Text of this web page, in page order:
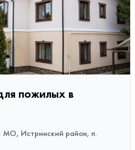
пожилых в
МО, Истринский район, п.